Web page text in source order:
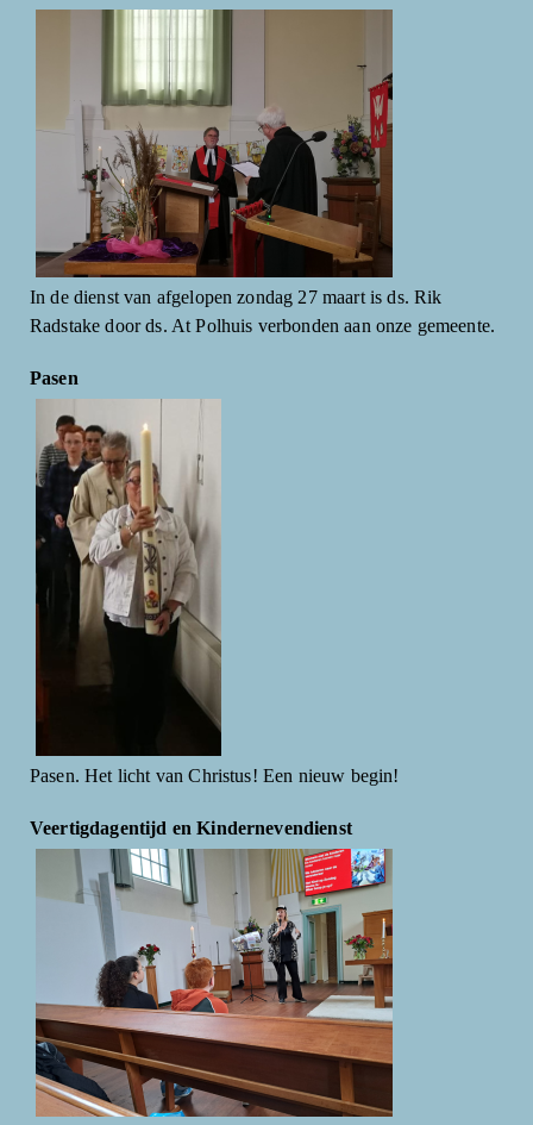
In de dienst van afgelopen zondag 27 maart is ds. Rik
Radstake door ds. At Polhuis verbonden aan onze gemeente.
Pasen
Pasen. Het licht van Christus! Een nieuw begin!
Veertigdagentijd en Kindernevendienst